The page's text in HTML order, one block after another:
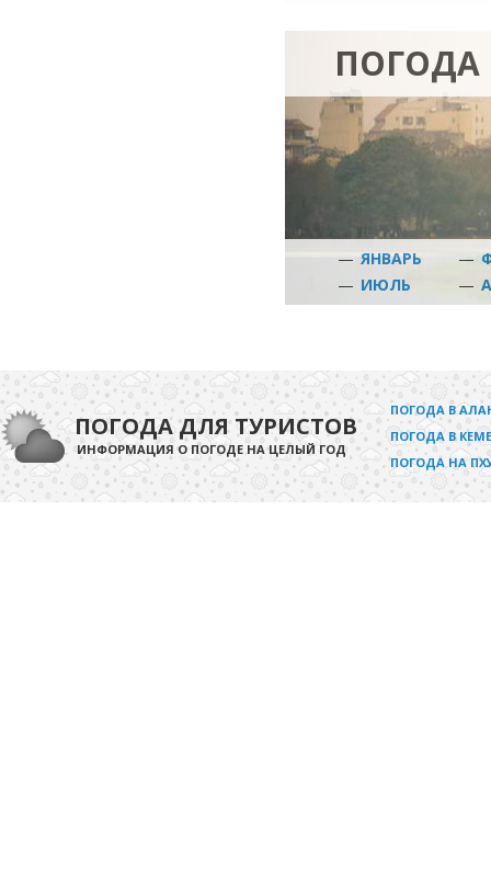
ПОГОДА
— ЯНВАРЬ —
— ИЮЛЬ —
ПОГОДА ДЛЯ ТУРИСТОВ
ИНФОРМАЦИЯ О ПОГОДЕ НА ЦЕЛЫЙ ГОД
ПОГОДА В
ПОГОДА В
ПОГОДА НА